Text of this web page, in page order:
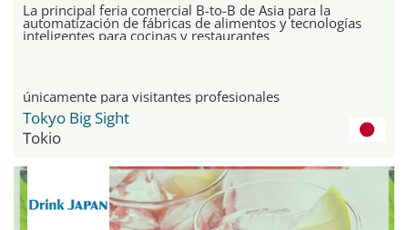
La principal feria comercial B-to-B de Asia para la
automatización de fábricas de alimentos y tecnologías
inteligentes para cocinas y restaurantes
únicamente para visitantes profesionales
Tokyo Big Sight
Tokio